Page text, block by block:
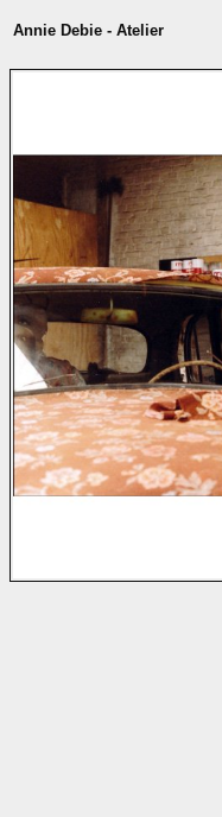
Annie Debie - Atelier